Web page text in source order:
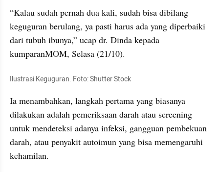
“Kalau sudah pernah dua kali, sudah bisa dibilang
keguguran berulang, ya pasti harus ada yang diperbaiki
dari tubuh ibunya,” ucap dr. Dinda kepada
kumparanMOM, Selasa (21/10).
Ilustrasi Keguguran. Foto: Shutter Stock
Ia menambahkan, langkah pertama yang biasanya
dilakukan adalah pemeriksaan darah atau screening
untuk mendeteksi adanya infeksi, gangguan pembekuan
darah, atau penyakit autoimun yang bisa memengaruhi
kehamilan.